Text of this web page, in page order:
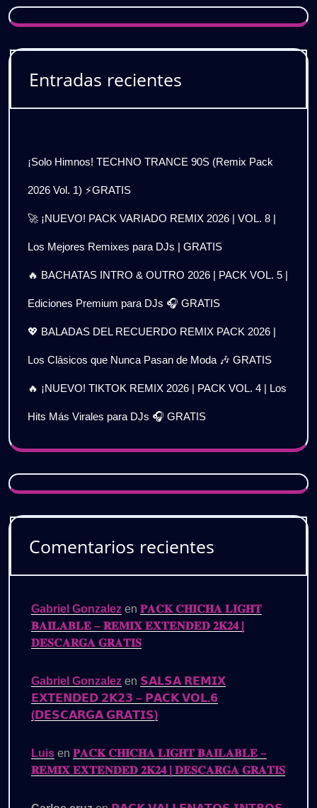
Entradas recientes
¡Solo Himnos! TECHNO TRANCE 90S (Remix Pack
2026 Vol. 1) ⚡GRATIS
🚀 ¡NUEVO! PACK VARIADO REMIX 2026 | VOL. 8 |
Los Mejores Remixes para DJs | GRATIS
🔥 BACHATAS INTRO & OUTRO 2026 | PACK VOL. 5 |
Ediciones Premium para DJs 🎧 GRATIS
💖 BALADAS DEL RECUERDO REMIX PACK 2026 |
Los Clásicos que Nunca Pasan de Moda 🎶 GRATIS
🔥 ¡NUEVO! TIKTOK REMIX 2026 | PACK VOL. 4 | Los
Hits Más Virales para DJs 🎧 GRATIS
Comentarios recientes
Gabriel Gonzalez en 𝐏𝐀𝐂𝐊 𝐂𝐇𝐈𝐂𝐇𝐀 𝐋𝐈𝐆𝐇𝐓
𝐁𝐀𝐈𝐋𝐀𝐁𝐋𝐄 – 𝐑𝐄𝐌𝐈𝐗 𝐄𝐗𝐓𝐄𝐍𝐃𝐄𝐃 𝟐𝐊𝟐𝟒 |
𝐃𝐄𝐒𝐂𝐀𝐑𝐆𝐀 𝐆𝐑𝐀𝐓𝐈𝐒
Gabriel Gonzalez en 𝗦𝗔𝗟𝗦𝗔 𝗥𝗘𝗠𝗜𝗫
𝗘𝗫𝗧𝗘𝗡𝗗𝗘𝗗 𝟮𝗞𝟮𝟯 – 𝗣𝗔𝗖𝗞 𝗩𝗢𝗟.𝟲
(𝗗𝗘𝗦𝗖𝗔𝗥𝗚𝗔 𝗚𝗥𝗔𝗧𝗜𝗦)
Luis en 𝐏𝐀𝐂𝐊 𝐂𝐇𝐈𝐂𝐇𝐀 𝐋𝐈𝐆𝐇𝐓 𝐁𝐀𝐈𝐋𝐀𝐁𝐋𝐄 –
𝐑𝐄𝐌𝐈𝐗 𝐄𝐗𝐓𝐄𝐍𝐃𝐄𝐃 𝟐𝐊𝟐𝟒 | 𝐃𝐄𝐒𝐂𝐀𝐑𝐆𝐀 𝐆𝐑𝐀𝐓𝐈𝐒